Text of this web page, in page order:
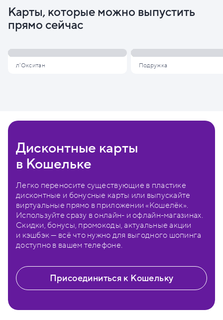
Карты, которые можно выпустить
прямо сейчас
л'Окситан Подружка
Дисконтные карты
в Кошельке
Легко переносите существующие в пластике
дисконтные и бонусные карты или выпускайте
виртуальные прямо в приложении «Кошелёк».
Используйте сразу в онлайн- и офлайн-магазинах.
Скидки, бонусы, промокоды, актуальные акции
и кэшбэк — всё что нужно для выгодного шопинга
доступно в вашем телефоне.
Присоединиться к Кошельку